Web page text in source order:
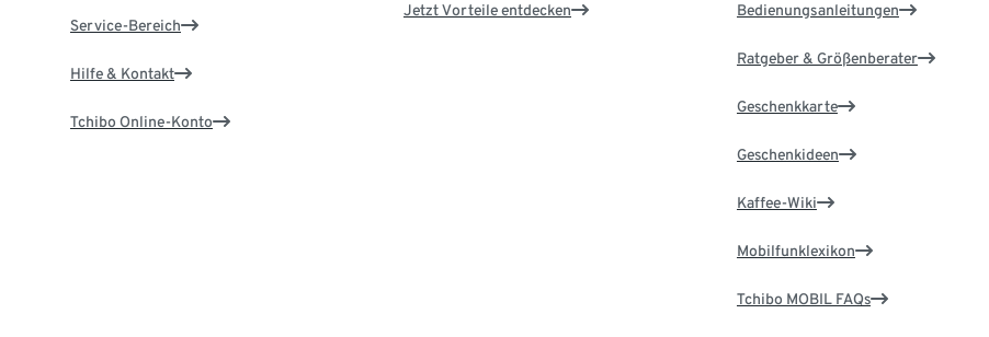
Service-Bereich
Hilfe & Kontakt
Tchibo Online-Konto
Jetzt Vorteile entdecken Bedienungsanleitungen
Ratgeber & Größenberater
Geschenkkarte
Geschenkideen
Kaffee-Wiki
Mobilfunklexikon
Tchibo MOBIL FAQs